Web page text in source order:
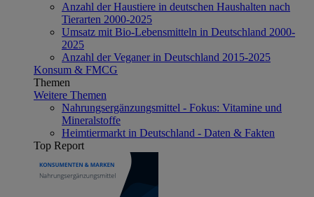
Anzahl der Haustiere in deutschen Haushalten nach
Tierarten 2000-2025
Umsatz mit Bio-Lebensmitteln in Deutschland 2000-
2025
Anzahl der Veganer in Deutschland 2015-2025
Konsum & FMCG
Themen
Weitere Themen
Nahrungsergänzungsmittel - Fokus: Vitamine und
Mineralstoffe
Heimtiermarkt in Deutschland - Daten & Fakten
Top Report